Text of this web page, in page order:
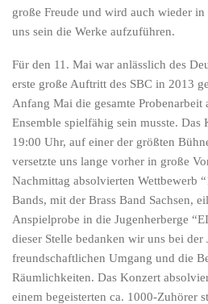
große Freude und wird auch wieder
uns sein die Werke aufzuführen.
Für den 11. Mai war anlässlich des
erste große Auftritt des SBC in 2013
Anfang Mai die gesamte Probenarbeit
Ensemble spielfähig sein musste. Das
19:00 Uhr, auf einer der größten
versetzte uns lange vorher in große
Nachmittag absolvierten Wettbewerb
Bands, mit der Brass Band Sachsen,
Anspielprobe in die Jugenherberge
dieser Stelle bedanken wir uns bei der
freundschaftlichen Umgang und die
Räumlichkeiten. Das Konzert
einem begeisterten ca. 1000-Zuhörer